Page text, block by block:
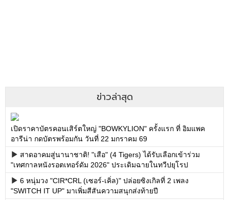
ข่าวล่าสุด
เปิดราคาบัตรคอนเสิร์ตใหญ่ "BOWKYLION" ครั้งแรก ที่ อิมแพค
อารีน่า กดบัตรพร้อมกัน วันที่ 22 มกราคม 69
สาดอาคมสู่นานาชาติ! "เสือ" (4 Tigers) ได้รับเลือกเข้าร่วม
"เทศกาลหนังรอตเทอร์ดัม 2026" ประเดิมฉายในทวีปยุโรป
6 หนุ่มวง "CIR*CRL (เซอร์-เคิ่ล)" ปล่อยซิงเกิลที่ 2 เพลง
"SWITCH IT UP" มาเพิ่มสีสันความสนุกส่งท้ายปี